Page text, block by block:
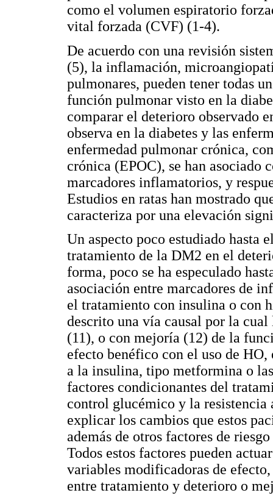
como el volumen espiratorio
vital forzada (CVF) (1-4).
De acuerdo con una revisión
(5), la inflamación,
pulmonares, pueden tener todas
función pulmonar visto en la
comparar el deterioro observado
observa en la diabetes y las
enfermedad pulmonar crónica,
crónica (EPOC), se han asociado
marcadores inflamatorios, y
Estudios en ratas han mostrado
caracteriza por una elevación
Un aspecto poco estudiado hasta
tratamiento de la DM2 en el
forma, poco se ha especulado
asociación entre marcadores de
el tratamiento con insulina o con
descrito una vía causal por la
(11), o con mejoría (12) de la
efecto benéfico con el uso de
a la insulina, tipo metformina o
factores condicionantes del
control glucémico y la resistencia
explicar los cambios que estos
además de otros factores de
Todos estos factores pueden
variables modificadoras de
entre tratamiento y deterioro o